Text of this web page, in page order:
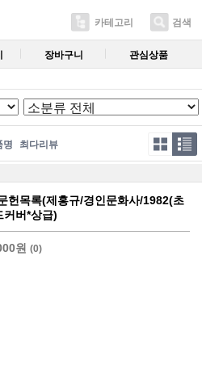
카테고리 검색
장바구니 관심상품
명 최다리뷰
헌목록(제홍규/경인문화사/1982(초
커버*상급)
원 (0)